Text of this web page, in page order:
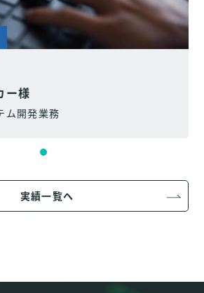
ー様
ム開発業務
実績一覧へ